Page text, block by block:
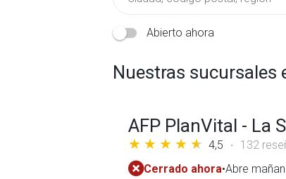
Abierto ahora
Nuestras sucursales
AFP PlanVital - La
4,5
132
Cerrado ahora•Abre